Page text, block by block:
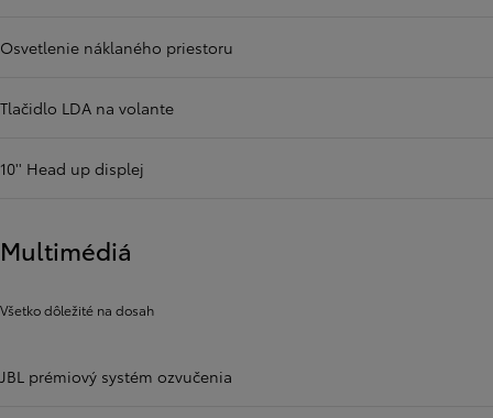
Osvetlenie náklaného priestoru
Tlačidlo LDA na volante
10'' Head up displej
Multimédiá
Všetko dôležité na dosah
JBL prémiový systém ozvučenia